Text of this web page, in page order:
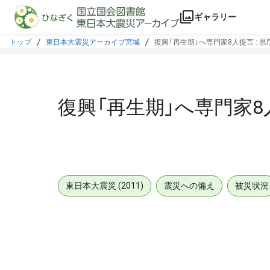
本文に飛ぶ
ギャラリー
トップ 東日本大震災アーカイブ宮城 復興「再生期」へ専門家8人提言 : 県
復興「再生期」へ専門家
東日本大震災 (2011) 震災への備え 被災状況